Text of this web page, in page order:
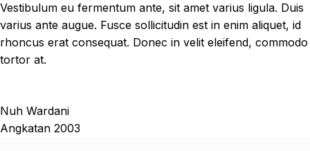
Vestibulum eu fermentum ante, sit amet varius ligula. Duis
varius ante augue. Fusce sollicitudin est in enim aliquet, id
rhoncus erat consequat. Donec in velit eleifend, commodo
tortor at.
Nuh Wardani
Angkatan 2003